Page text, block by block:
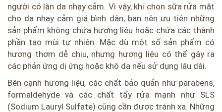
người có làn da nhạy cảm. Vì vậy, khi chọn sữa rửa mặt
cho da nhạy cảm giá bình dân, bạn nên ưu tiên những
sản phẩm không chứa hương liệu hoặc chứa các thành
phần tạo mùi tự nhiên. Mặc dù một số sản phẩm có
hương thơm dễ chịu, nhưng hương liệu có thể gây ra
các phản ứng dị ứng hoặc khô da nếu sử dụng lâu dài.
Bên cạnh hương liệu, các chất bảo quản như parabens,
formaldehyde và các chất tẩy rửa mạnh như SLS
(Sodium Lauryl Sulfate) cũng cần được tránh xa. Những